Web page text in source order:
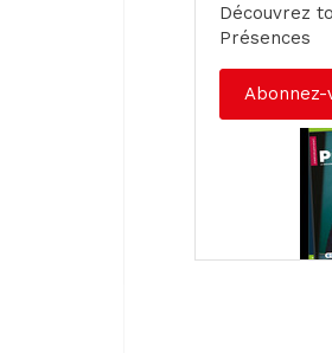
Découvrez
Présences
Abonnez-